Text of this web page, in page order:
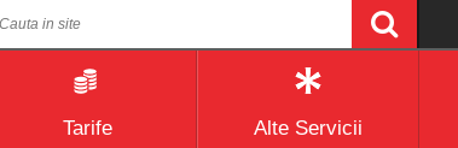
Tarife Alte Servicii